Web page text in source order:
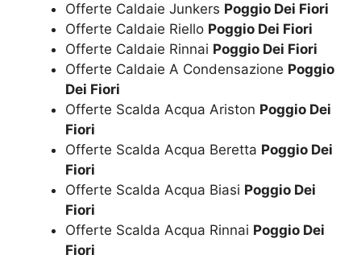
Offerte Caldaie Junkers Poggio Dei Fiori
Offerte Caldaie Riello Poggio Dei Fiori
Offerte Caldaie Rinnai Poggio Dei Fiori
Offerte Caldaie A Condensazione Poggio
Dei Fiori
Offerte Scalda Acqua Ariston Poggio Dei
Fiori
Offerte Scalda Acqua Beretta Poggio Dei
Fiori
Offerte Scalda Acqua Biasi Poggio Dei
Fiori
Offerte Scalda Acqua Rinnai Poggio Dei
Fiori